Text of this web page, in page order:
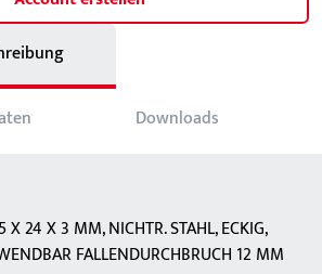
Downloads
X 24 X 3 MM, NICHTR. STAHL, ECKIG,
FALLENDURCHBRUCH 12 MM